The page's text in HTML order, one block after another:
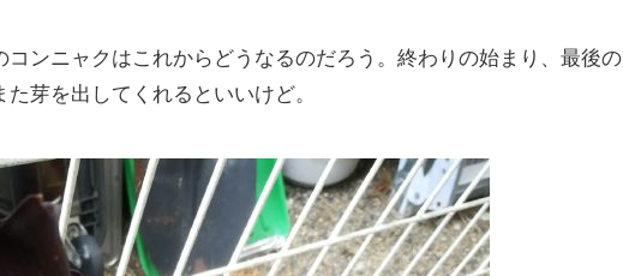
コンニャクはこれからどうなるのだろう。終わりの始まり、最後の
芽を出してくれるといいけど。